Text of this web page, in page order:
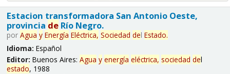
Estacion transformadora San Antonio Oeste,
provincia deRío Negro.
por Agua y Energía Eléctrica, Sociedad del Estado.
Idioma: Español
Editor: Buenos Aires: Agua y energía eléctrica, sociedad del
estado, 1988